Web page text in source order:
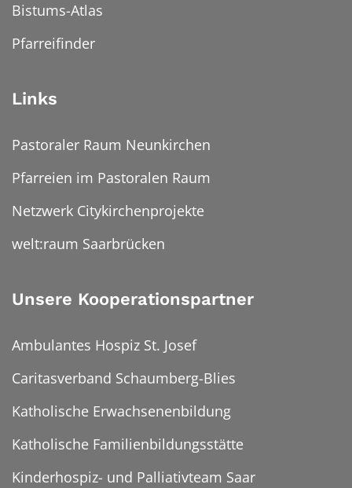
Bistums-Atlas
Pfarreifinder
Links
Pastoraler Raum Neunkirchen
Pfarreien im Pastoralen Raum
Netzwerk Citykirchenprojekte
welt:raum Saarbrücken
Unsere Kooperationspartner
Ambulantes Hospiz St. Josef
Caritasverband Schaumberg-Blies
Katholische Erwachsenenbildung
Katholische Familienbildungsstätte
Kinderhospiz- und Palliativteam Saar